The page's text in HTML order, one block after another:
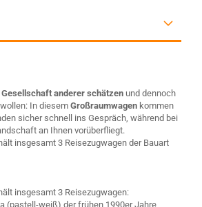
Gesellschaft anderer schätzen und dennoch
wollen: In diesem Großraumwagen kommen
sicher schnell ins Gespräch, während bei
an Ihnen vorüberfliegt.
insgesamt 3 Reisezugwagen der Bauart
insgesamt 3 Reisezugwagen:
(pastell-weiß) der frühen 1990er Jahre